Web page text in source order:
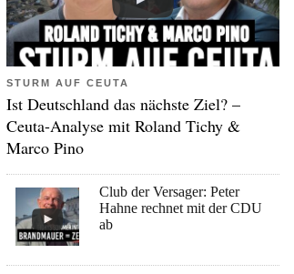
STURM AUF CEUTA
Ist Deutschland das nächste Ziel? –
Ceuta-Analyse mit Roland Tichy &
Marco Pino
Club der Versager: Peter
Hahne rechnet mit der CDU
ab